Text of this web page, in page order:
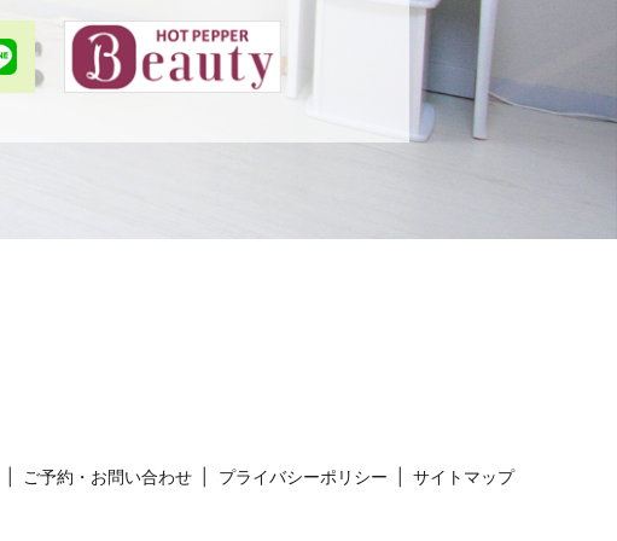
ご予約・お問い合わせ プライバシーポリシー サイトマップ